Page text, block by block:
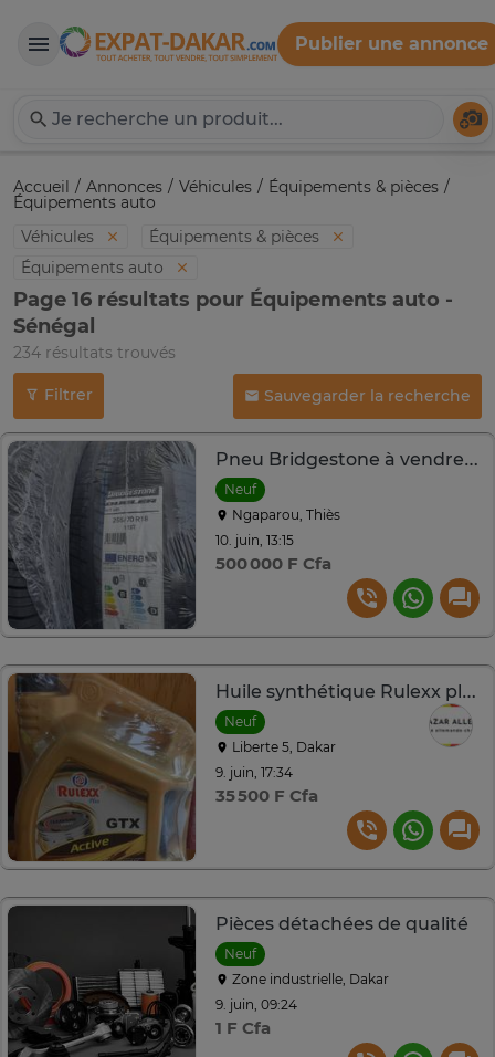
Expat-Dakar
Publier une annonce
Accueil Annonces Véhicules Équipements & pièces
Équipements auto
Véhicules
Équipements & pièces
Équipements auto
Page 16 résultats pour Équipements auto -
Sénégal
234 résultats trouvés
Filtrer Sauvegarder la recherche
Pneu Bridgestone à vendre (4)
Neuf
Ngaparou, Thiès
10. juin, 13:15
500 000 F Cfa
Huile synthétique Rulexx plus GTX pétrole &Diesel.10w40
Neuf
Liberte 5, Dakar
9. juin, 17:34
35 500 F Cfa
Pièces détachées de qualité
Neuf
Zone industrielle, Dakar
9. juin, 09:24
1 F Cfa